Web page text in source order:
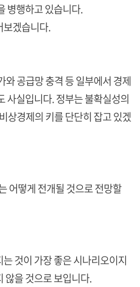
병행하고 있습니다.
보겠습니다.
공급망 충격 등 일부에서 경제
사실입니다. 정부는 불확실성의
상경제의 키를 단단히 잡고 있겠
어떻게 전개될 것으로 전망할
것이 가장 좋은 시나리오이지
않을 것으로 보입니다.